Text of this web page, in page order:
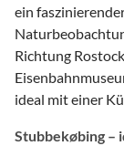
ein
Richtung
ideal mit einer
Stubbekøbing –